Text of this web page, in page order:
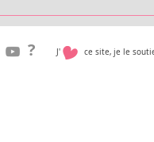
? J' ce site, je le